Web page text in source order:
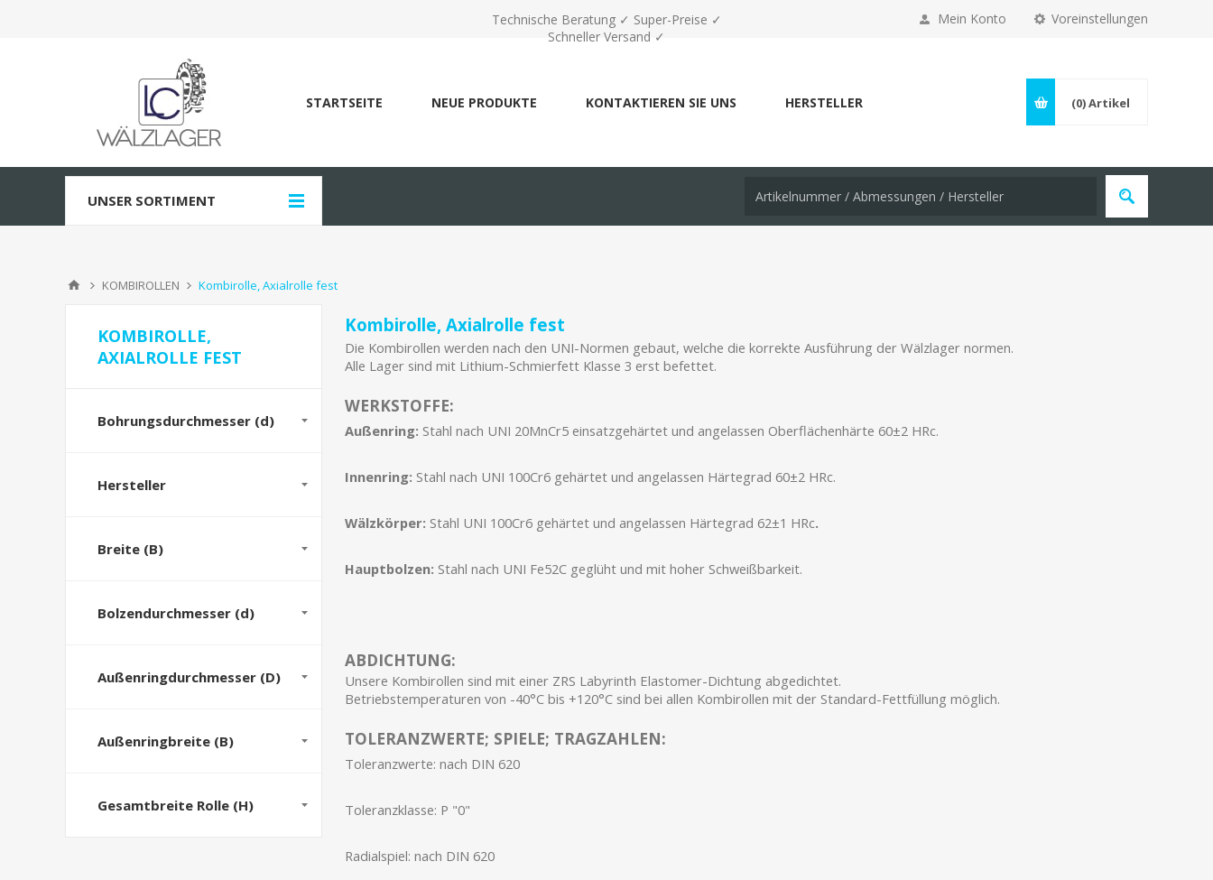
Technische Beratung ✓ Super-Preise ✓
Schneller Versand ✓
Voreinstellungen
Mein Konto
STARTSEITE NEUE PRODUKTE KONTAKTIEREN SIE UNS HERSTELLER (0)Artikel
UNSER SORTIMENT
KOMBIROLLEN Kombirolle, Axialrolle fest
Kombirolle, Axialrolle fest
Die Kombirollen werden nach den UNI-Normen gebaut, welche die korrekte Ausführung der Wälzlager normen.
Alle Lager sind mit Lithium-Schmierfett Klasse 3 erst befettet.
WERKSTOFFE:
Außenring: Stahl nach UNI 20MnCr5 einsatzgehärtet und angelassen Oberflächenhärte 60±2 HRc.
Innenring: Stahl nach UNI 100Cr6 gehärtet und angelassen Härtegrad 60±2 HRc.
Wälzkörper: Stahl UNI 100Cr6 gehärtet und angelassen Härtegrad 62±1 HRc.
Hauptbolzen: Stahl nach UNI Fe52C geglüht und mit hoher Schweißbarkeit.
ABDICHTUNG:
Unsere Kombirollen sind mit einer ZRS Labyrinth Elastomer-Dichtung abgedichtet.
Betriebstemperaturen von -40°C bis +120°C sind bei allen Kombirollen mit der Standard-Fettfüllung möglich.
TOLERANZWERTE; SPIELE; TRAGZAHLEN:
Toleranzwerte: nach DIN 620
Toleranzklasse: P "0"
Radialspiel: nach DIN 620
KOMBIROLLE,
AXIALROLLE FEST
Bohrungsdurchmesser (d)
Hersteller
Breite (B)
Bolzendurchmesser (d)
Außenringdurchmesser (D)
Außenringbreite (B)
Gesamtbreite Rolle (H)